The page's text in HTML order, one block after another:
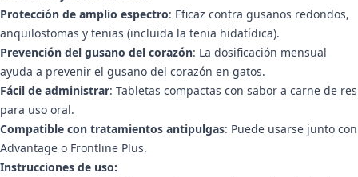
Protección de amplio espectro: Eficaz contra gusanos redondos,
anquilostomas y tenias (incluida la tenia hidatídica).
Prevención del gusano del corazón: La dosificación mensual
ayuda a prevenir el gusano del corazón en gatos.
Fácil de administrar: Tabletas compactas con sabor a carne de res
para uso oral.
Compatible con tratamientos antipulgas: Puede usarse junto con
Advantage o Frontline Plus.
Instrucciones de uso: